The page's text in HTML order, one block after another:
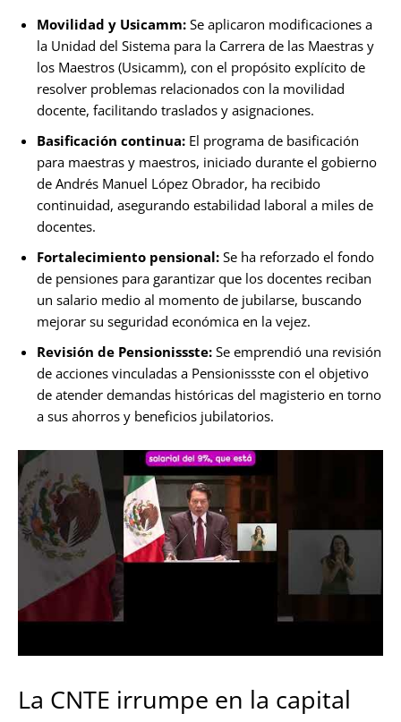
Movilidad y Usicamm: Se aplicaron modificaciones a
la Unidad del Sistema para la Carrera de las Maestras y
los Maestros (Usicamm), con el propósito explícito de
resolver problemas relacionados con la movilidad
docente, facilitando traslados y asignaciones.
Basificación continua: El programa de basificación
para maestras y maestros, iniciado durante el gobierno
de Andrés Manuel López Obrador, ha recibido
continuidad, asegurando estabilidad laboral a miles de
docentes.
Fortalecimiento pensional: Se ha reforzado el fondo
de pensiones para garantizar que los docentes reciban
un salario medio al momento de jubilarse, buscando
mejorar su seguridad económica en la vejez.
Revisión de Pensionissste: Se emprendió una revisión
de acciones vinculadas a Pensionissste con el objetivo
de atender demandas históricas del magisterio en torno
a sus ahorros y beneficios jubilatorios.
La CNTE irrumpe en la capital